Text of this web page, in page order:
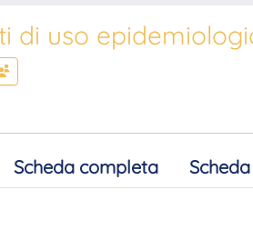
di uso
Scheda completa